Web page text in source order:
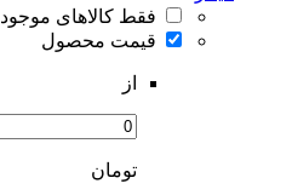
فقط کالاهای موجود
قیمت محصول
از
تومان